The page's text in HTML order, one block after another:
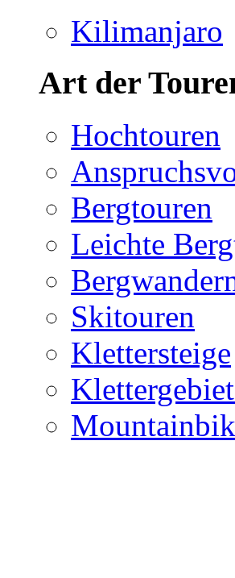
Kilimanjaro
Art der
Hochtouren
Bergtouren
Leichte
Skitouren
Klettersteige